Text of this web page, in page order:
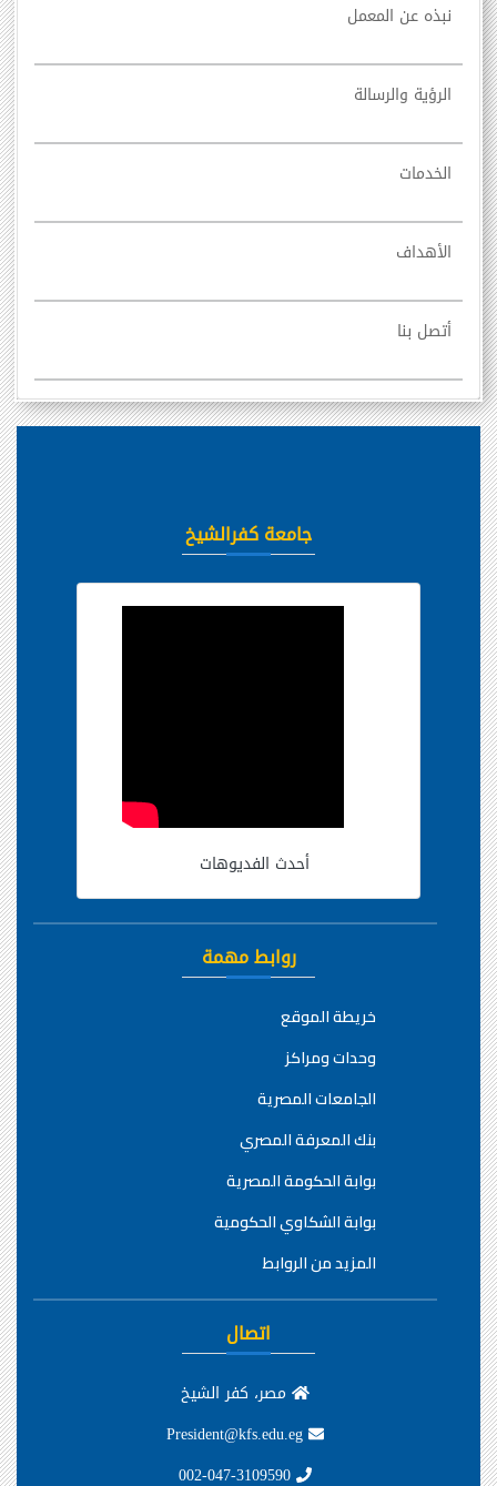
نبذه عن المعمل
الرؤية والرسالة
الخدمات
الأهداف
أتصل بنا
جامعة كفرالشيخ
أحدث الفديوهات
روابط مهمة
خريطة الموقع
وحدات ومراكز
الجامعات المصرية
بنك المعرفة المصري
بوابة الحكومة المصرية
بوابة الشكاوي الحكومية
المزيد من الروابط
اتصال
مصر، كفر الشيخ